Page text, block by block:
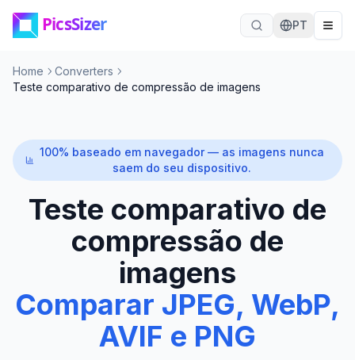
Ir para o conteúdo principal
PT
Home
Converters
Teste comparativo de compressão de imagens
100% baseado em navegador — as imagens nunca
saem do seu dispositivo.
Teste comparativo de
compressão de
imagens
Comparar JPEG, WebP,
AVIF e PNG